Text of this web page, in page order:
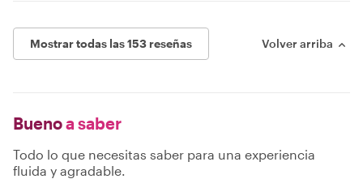
Mostrar todas las 153 reseñas Volver arriba
Buenoa saber
Todo lo que necesitas saber para una experiencia
fluida y agradable.